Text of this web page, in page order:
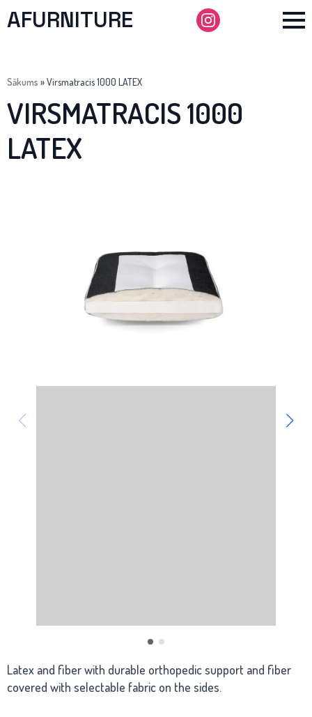
AFURNITURE
Sākums »Virsmatracis 1000 LATEX
VIRSMATRACIS 1000
LATEX
Latex and fiber with durable orthopedic support and fiber
covered with selectable fabric on the sides.